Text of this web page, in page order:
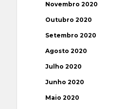
Novembro 2020
Outubro 2020
Setembro 2020
Agosto 2020
Julho 2020
Junho 2020
Maio 2020